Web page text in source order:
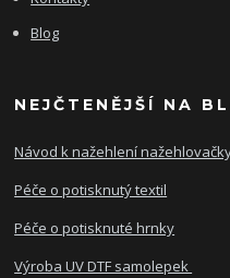
Blog
NEJČTENĚJŠÍ NA
Návod k nažehlení
Péče o potisknutý textil
Péče o potisknuté hrnky
Výroba UV DTF samolepek